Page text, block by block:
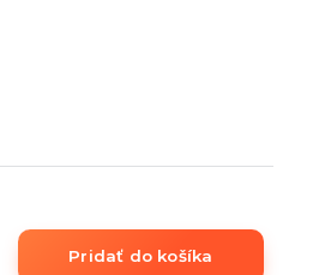
Pridať do košíka